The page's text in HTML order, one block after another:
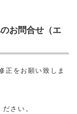
お問合せ（エ
正をお願い致しま
さい。